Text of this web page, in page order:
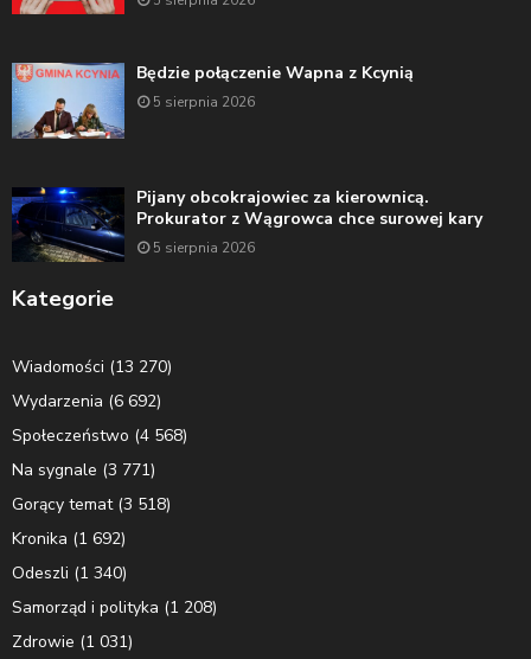
Będzie połączenie Wapna z Kcynią
5 sierpnia 2026
Pijany obcokrajowiec za kierownicą.
Prokurator z Wągrowca chce surowej kary
5 sierpnia 2026
Kategorie
Wiadomości (13 270)
Wydarzenia (6 692)
Społeczeństwo (4 568)
Na sygnale (3 771)
Gorący temat(3 518)
Kronika (1 692)
Odeszli (1 340)
Samorząd i polityka (1 208)
Zdrowie (1 031)